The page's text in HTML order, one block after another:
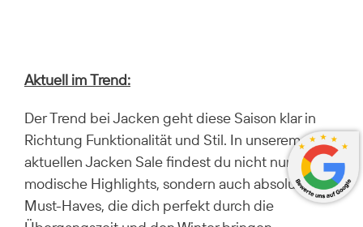
Aktuell im Trend:
Der Trend bei Jacken geht diese Saison klar in
Richtung Funktionalität und Stil. In unserem
aktuellen Jacken Sale findest du nicht nur
modische Highlights, sondern auch absolute
Must-Haves, die dich perfekt durch die